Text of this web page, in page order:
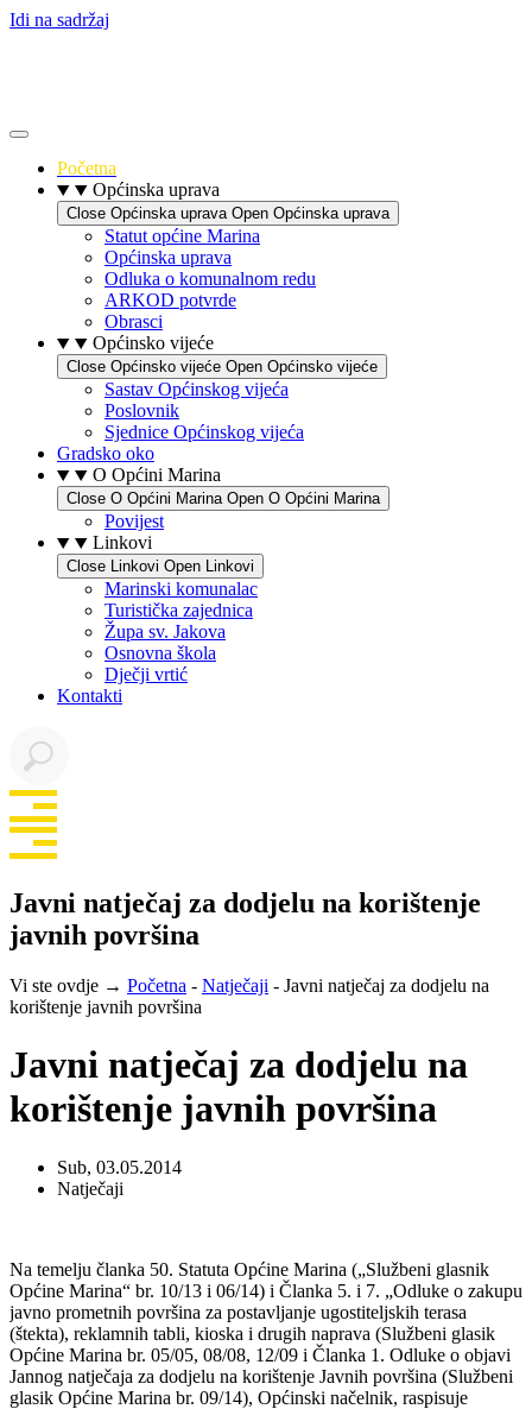
Idi na sadržaj
Početna
Općinska uprava
Close Općinska uprava Open Općinska uprava
Statut općine Marina
Općinska uprava
Odluka o komunalnom redu
ARKOD potvrde
Obrasci
Općinsko vijeće
Close Općinsko vijeće Open Općinsko vijeće
Sastav Općinskog vijeća
Poslovnik
Sjednice Općinskog vijeća
Gradsko oko
O Općini Marina
Close O Općini Marina Open O Općini Marina
Povijest
Linkovi
Close Linkovi Open Linkovi
Marinski komunalac
Turistička zajednica
Župa sv. Jakova
Osnovna škola
Dječji vrtić
Kontakti
Javni natječaj za dodjelu na korištenje
javnih površina
Vi ste ovdje → Početna - Natječaji - Javni natječaj za dodjelu na
korištenje javnih površina
Javni natječaj za dodjelu na
korištenje javnih površina
Sub, 03.05.2014
Natječaji
Na temelju članka 50. Statuta Općine Marina („Službeni glasnik
Općine Marina“ br. 10/13 i 06/14) i Članka 5. i 7. „Odluke o zakupu
javno prometnih površina za postavljanje ugostiteljskih terasa
(štekta), reklamnih tabli, kioska i drugih naprava (Službeni glasik
Općine Marina br. 05/05, 08/08, 12/09 i Članka 1. Odluke o objavi
Jannog natječaja za dodjelu na korištenje Javnih površina (Službeni
glasik Općine Marina br. 09/14), Općinski načelnik, raspisuje